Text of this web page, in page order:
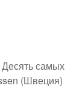
самых
(Швеция)